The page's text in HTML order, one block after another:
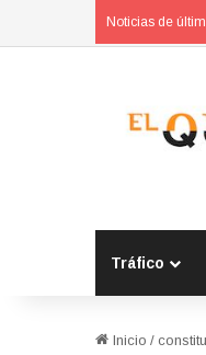
Noticias de
Tráfico
Inicio /